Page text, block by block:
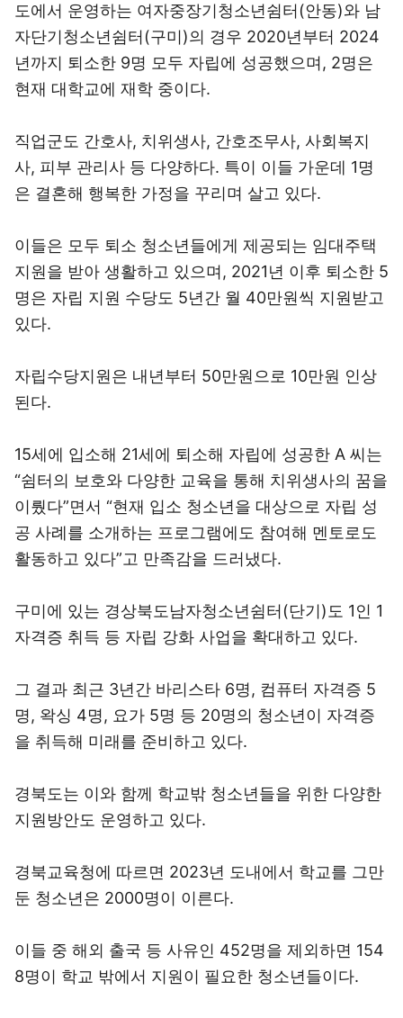
도에서 운영하는 여자중장기청소년쉼터(안동)와 남
자단기청소년쉼터(구미)의 경우 2020년부터 2024
년까지 퇴소한 9명 모두 자립에 성공했으며, 2명은
현재 대학교에 재학 중이다.
직업군도 간호사, 치위생사, 간호조무사, 사회복지
사, 피부 관리사 등 다양하다. 특이 이들 가운데 1명
은 결혼해 행복한 가정을 꾸리며 살고 있다.
이들은 모두 퇴소 청소년들에게 제공되는 임대주택
지원을 받아 생활하고 있으며, 2021년 이후 퇴소한 5
명은 자립 지원 수당도 5년간 월 40만원씩 지원받고
있다.
자립수당지원은 내년부터 50만원으로 10만원 인상
된다.
15세에 입소해 21세에 퇴소해 자립에 성공한 A 씨는
“쉼터의 보호와 다양한 교육을 통해 치위생사의 꿈을
이뤘다”면서 “현재 입소 청소년을 대상으로 자립 성
공 사례를 소개하는 프로그램에도 참여해 멘토로도
활동하고 있다”고 만족감을 드러냈다.
구미에 있는 경상북도남자청소년쉼터(단기)도 1인 1
자격증 취득 등 자립 강화 사업을 확대하고 있다.
그 결과 최근 3년간 바리스타 6명, 컴퓨터 자격증 5
명, 왁싱 4명, 요가 5명 등 20명의 청소년이 자격증
을 취득해 미래를 준비하고 있다.
경북도는 이와 함께 학교밖 청소년들을 위한 다양한
지원방안도 운영하고 있다.
경북교육청에 따르면 2023년 도내에서 학교를 그만
둔 청소년은 2000명이 이른다.
이들 중 해외 출국 등 사유인 452명을 제외하면 154
8명이 학교 밖에서 지원이 필요한 청소년들이다.